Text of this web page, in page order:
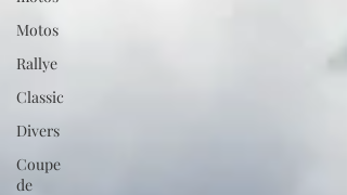
Motos
Rallye
Classic
Divers
Coupe
de